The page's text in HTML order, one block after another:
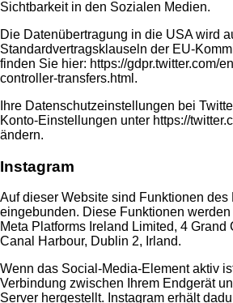
Sichtbarkeit in den Sozialen Medien.
Die Datenübertragung in die USA wird
Standardvertragsklauseln der EU-
finden Sie hier: https://gdpr.twitter.com/
controller-transfers.html .
Ihre Datenschutzeinstellungen bei
Konto-Einstellungen unter https://
ändern.
Instagram
Auf dieser Website sind Funktionen des
eingebunden. Diese Funktionen
Meta Platforms Ireland Limited, 4 Grand
Canal Harbour, Dublin 2, Irland.
Wenn das Social-Media-Element aktiv
Verbindung zwischen Ihrem Endgerät
Server hergestellt. Instagram erhält